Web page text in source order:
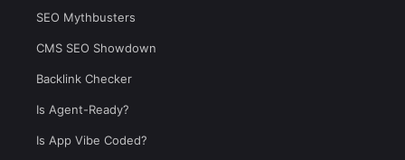
SEO Mythbusters
CMS SEO Showdown
Backlink Checker
Is Agent-Ready?
Is App Vibe Coded?